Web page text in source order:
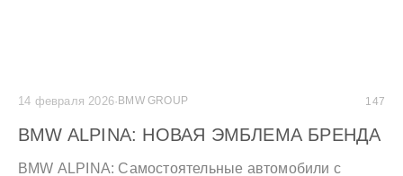
14 февраля 2026· BMW GROUP 147
BMW ALPINA: НОВАЯ ЭМБЛЕМА БРЕНДА
BMW ALPINA: Самостоятельные автомобили с